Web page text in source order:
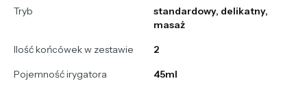
Tryb
standardowy, delikatny,
masaż
Ilość końcówek w zestawie
2
Pojemność irygatora
45ml